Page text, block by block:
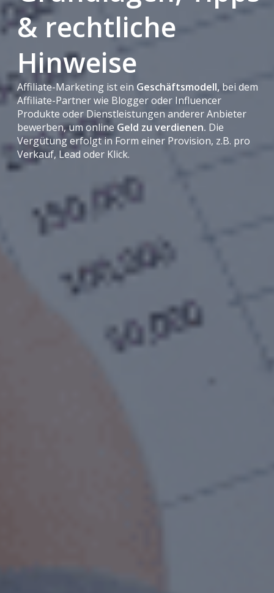
& rechtliche
Hinweise
Affiliate-Marketing ist ein Geschäftsmodell, bei dem
Affiliate-Partner wie Blogger oder Influencer
Produkte oder Dienstleistungen anderer Anbieter
bewerben, um online Geld zu verdienen. Die
Vergütung erfolgt in Form einer Provision, z.B. pro
Verkauf, Lead oder Klick.